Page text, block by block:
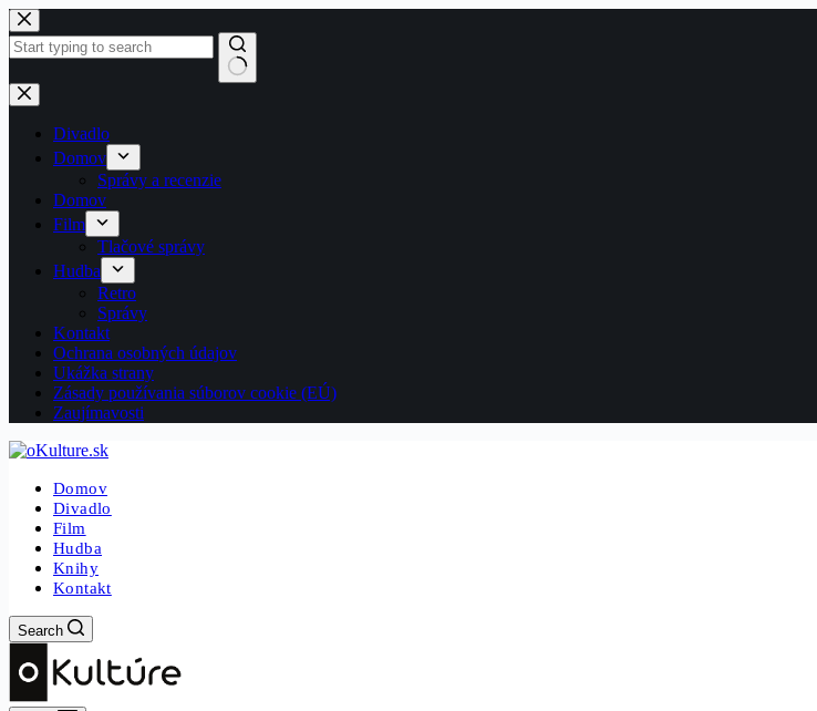
Skip
to
content
No
results
Divadlo
Domov
Správy a recenzie
Domov
Film
Tlačové správy
Hudba
Retro
Správy
Kontakt
Ochrana osobných údajov
Ukážka strany
Zásady používania súborov cookie (EÚ)
Zaujímavosti
Domov
Divadlo
Film
Hudba
Knihy
Kontakt
Search